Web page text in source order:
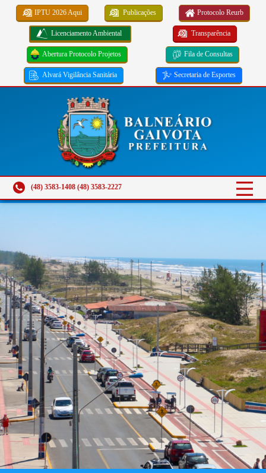
IPTU 2026 Aqui Publicações Protocolo Reurb
Licenciamento Ambiental Transparência
Abertura Protocolo Projetos Fila de Consultas
Alvará Vigilância Sanitária Secretaria de Esportes
(48) 3583-1408 (48) 3583-2227